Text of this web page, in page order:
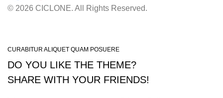
© 2026 CICLONE. All Rights Reserved.
CURABITUR ALIQUET QUAM POSUERE
DO YOU LIKE THE THEME?
SHARE WITH YOUR FRIENDS!